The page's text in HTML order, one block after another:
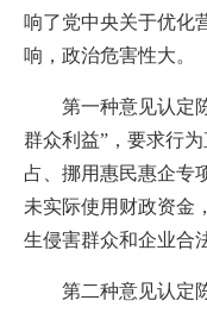
响了党中央关于优化
响，政治危害性大。
第一种意见认定陈
群众利益”，要求行
占、挪用惠民惠企专
未实际使用财政资金
生侵害群众和企业合
第二种意见认定陈